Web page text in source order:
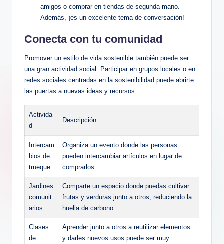
amigos o comprar en tiendas de segunda mano.
Además, ¡es un excelente tema de conversación!
Conecta con tu comunidad
Promover un estilo de vida sostenible también puede ser
una gran actividad social. Participar en grupos locales o en
redes sociales centradas en la sostenibilidad puede abrirte
las puertas a nuevas ideas y recursos:
Activida
d
Descripción
Intercam
bios de
trueque
Organiza un evento donde las personas
pueden intercambiar artículos en lugar de
comprarlos.
Jardines
comunit
arios
Comparte un espacio donde puedas cultivar
frutas y verduras junto a otros, reduciendo la
huella de carbono.
Clases
de
Aprender junto a otros a reutilizar elementos
y darles nuevos usos puede ser muy